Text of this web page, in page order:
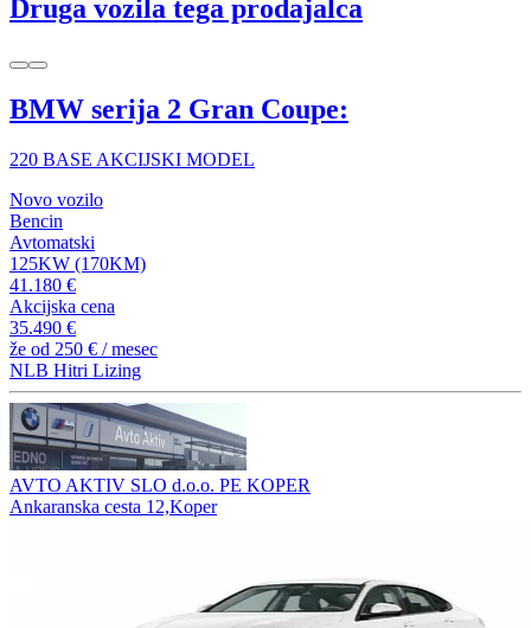
Druga vozila tega prodajalca
BMW serija 2 Gran Coupe:
220 BASE AKCIJSKI MODEL
Novo vozilo
Bencin
Avtomatski
125KW (170KM)
41.180 €
Akcijska cena
35.490 €
že od 250 € / mesec
NLB Hitri Lizing
AVTO AKTIV SLO d.o.o. PE KOPER
Ankaranska cesta 12,Koper